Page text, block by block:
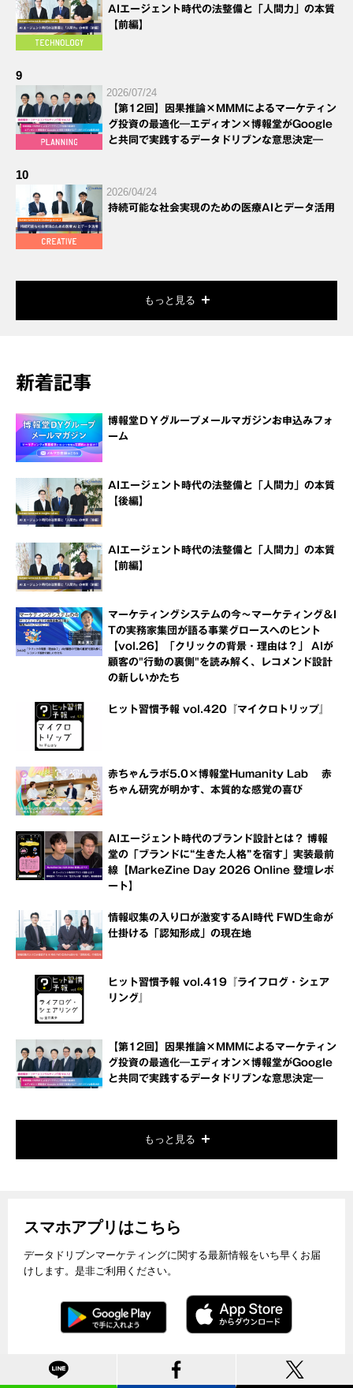
AIエージェント時代の法整備と「人間力」の本質
【前編】
9
2026/07/24
【第12回】因果推論×MMMによるマーケティン
グ投資の最適化―エディオン×博報堂がGoogle
と共同で実践するデータドリブンな意思決定―
10
2026/04/24
持続可能な社会実現のための医療AIとデータ活用
もっと見る
新着記事
博報堂ＤＹグループメールマガジンお申込みフォ
ーム
AIエージェント時代の法整備と「人間力」の本質
【後編】
AIエージェント時代の法整備と「人間力」の本質
【前編】
マーケティングシステムの今～マーケティング＆I
Tの実務家集団が語る事業グロースへのヒント
【vol.26】「クリックの背景・理由は？」 AIが
顧客の"行動の裏側"を読み解く、レコメンド設計
の新しいかたち
ヒット習慣予報 vol.420『マイクロトリップ』
赤ちゃんラボ5.0×博報堂Humanity Lab 赤
ちゃん研究が明かす、本質的な感覚の喜び
AIエージェント時代のブランド設計とは？ 博報
堂の「ブランドに“生きた人格”を宿す」実装最前
線【MarkeZine Day 2026 Online 登壇レポ
ート】
情報収集の入り口が激変するAI時代 FWD生命が
仕掛ける「認知形成」の現在地
ヒット習慣予報 vol.419『ライフログ・シェア
リング』
【第12回】因果推論×MMMによるマーケティン
グ投資の最適化―エディオン×博報堂がGoogle
と共同で実践するデータドリブンな意思決定―
もっと見る
スマホアプリはこちら
データドリブンマーケティングに関する最新情報をいち早くお届
けします。是非ご利用ください。